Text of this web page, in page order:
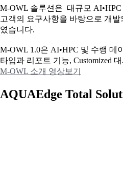
M-OWL 솔루션은 대규모
고객의 요구사항을 바탕으로 개
였습니다.
M-OWL 1.0은 AI•HPC 및 수랭 데
타입과 리포트 기능, Customized
M-OWL 소개 영상보기
AQUAEdge Total